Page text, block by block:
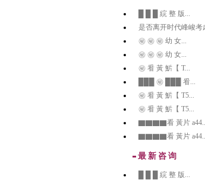
█ █ █ 綄 整 版...
是否离开时代峰峻考
㊙️ ㊙️ ㊙️ 幼 女...
㊙️ ㊙️ ㊙️ 幼 女...
㊙️ 㸔 黃 魸【 T...
███ ㊙️ ███ 㸔...
㊙️ 㸔 黃 魸【 T5...
㊙️ 㸔 黃 魸【 T5...
▇▇▇▇看 黃片
▇▇▇▇看 黃片
最新咨询
█ █ █ 綄 整 版...